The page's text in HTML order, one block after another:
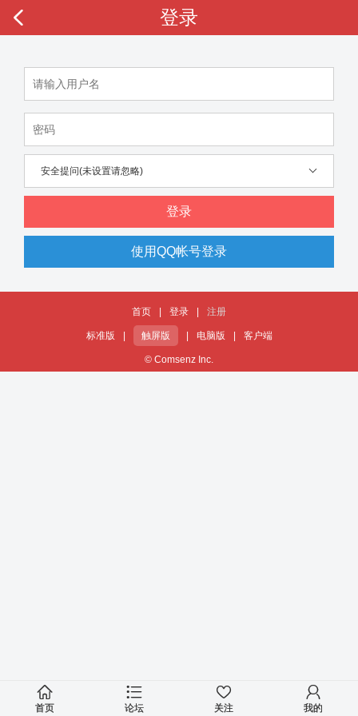
登录
安全提问(未设置请忽略)
登录
使用QQ帐号登录
首页 登录 注册
标准版 触屏版 电脑版 客户端
© Comsenz Inc.
首页 论坛 关注 我的